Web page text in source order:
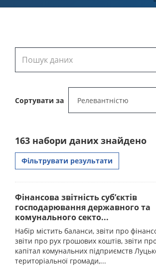
Сортувати за
163 набори даних знайдено
Фільтрувати результати
Фінансова звітність суб’єктів
господарювання державного та
комунального секто...
Набір містить баланси, звіти про
звіти про рух грошових коштів, звіти
капітал комунальних підприємств
територіальної громади,...